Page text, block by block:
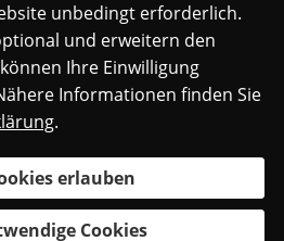
unbedingt erforderlich.
und erweitern den
Ihre Einwilligung
Informationen finden Sie
.
erlauben
Cookies